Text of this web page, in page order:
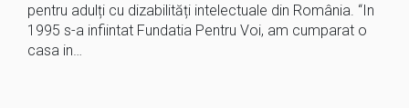
pentru adulți cu dizabilități intelectuale din România. “In
1995 s-a infiintat Fundatia Pentru Voi, am cumparat o
casa in…